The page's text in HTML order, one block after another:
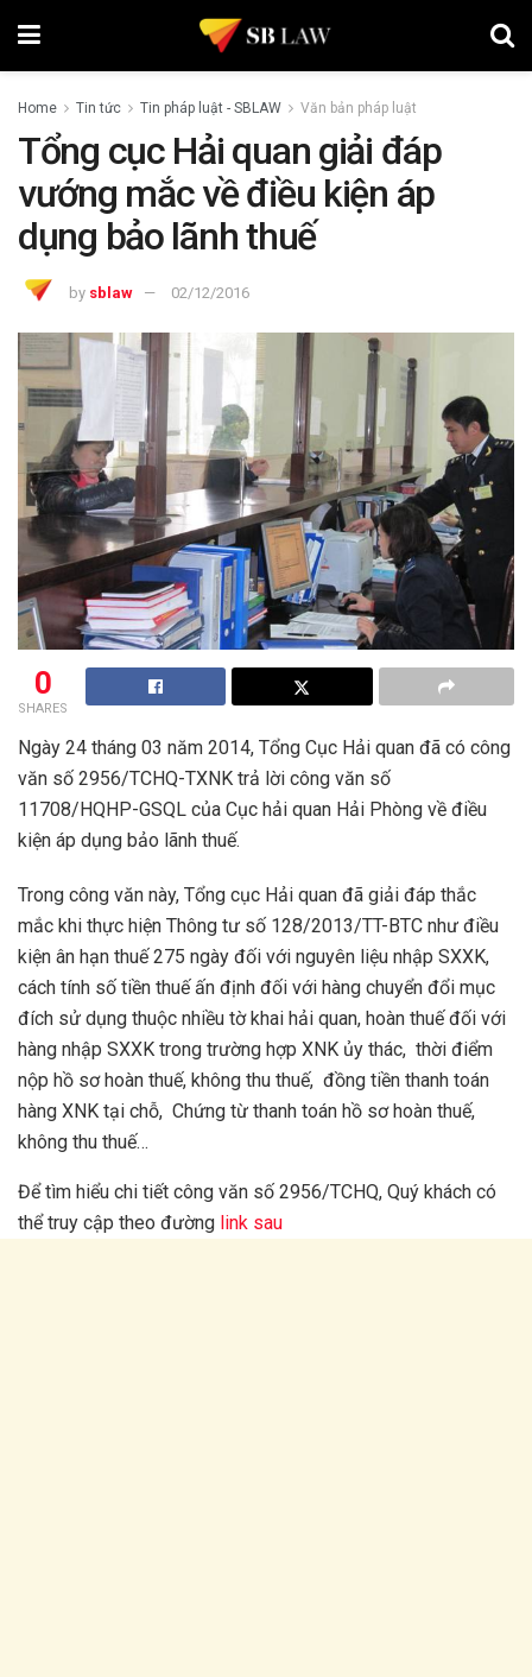
Home Tin tức Tin pháp luật - SBLAW Văn bản pháp luật
Tổng cục Hải quan giải đáp
vướng mắc về điều kiện áp
dụng bảo lãnh thuế
by sblaw 02/12/2016
0
SHARES
Ngày 24 tháng 03 năm 2014, Tổng Cục Hải quan đã có công
văn số 2956/TCHQ-TXNK trả lời công văn số
11708/HQHP-GSQL của Cục hải quan Hải Phòng về điều
kiện áp dụng bảo lãnh thuế.
Trong công văn này, Tổng cục Hải quan đã giải đáp thắc
mắc khi thực hiện Thông tư số 128/2013/TT-BTC như điều
kiện ân hạn thuế 275 ngày đối với nguyên liệu nhập SXXK,
cách tính số tiền thuế ấn định đối với hàng chuyển đổi mục
đích sử dụng thuộc nhiều tờ khai hải quan, hoàn thuế đối với
hàng nhập SXXK trong trường hợp XNK ủy thác, thời điểm
nộp hồ sơ hoàn thuế, không thu thuế, đồng tiền thanh toán
hàng XNK tại chỗ, Chứng từ thanh toán hồ sơ hoàn thuế,
không thu thuế…
Để tìm hiểu chi tiết công văn số 2956/TCHQ, Quý khách có
thể truy cập theo đường link sau